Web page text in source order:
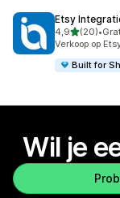
Etsy
4,9van 5
(20)
20 recensies
•
Verkoop op
Built for
Wil je